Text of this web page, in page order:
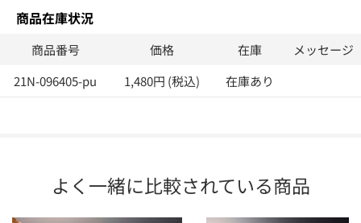
商品在庫状況
商品番号 価格 在庫
メッセージ
21N-096405-pu
1,480円 (税込) 在庫あり
よく一緒に比較されている商品